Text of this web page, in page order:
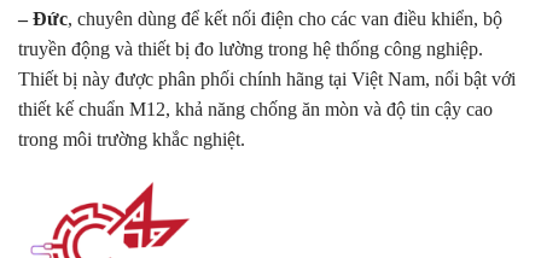
– Đức, chuyên dùng để kết nối điện cho các van điều khiển, bộ
truyền động và thiết bị đo lường trong hệ thống công nghiệp.
Thiết bị này được phân phối chính hãng tại Việt Nam, nổi bật với
thiết kế chuẩn M12, khả năng chống ăn mòn và độ tin cậy cao
trong môi trường khắc nghiệt.